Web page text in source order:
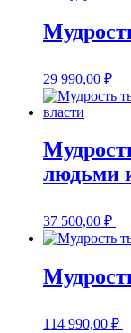
29 990,00 ₽
людьми
37 500,00 ₽
114 990,00 ₽